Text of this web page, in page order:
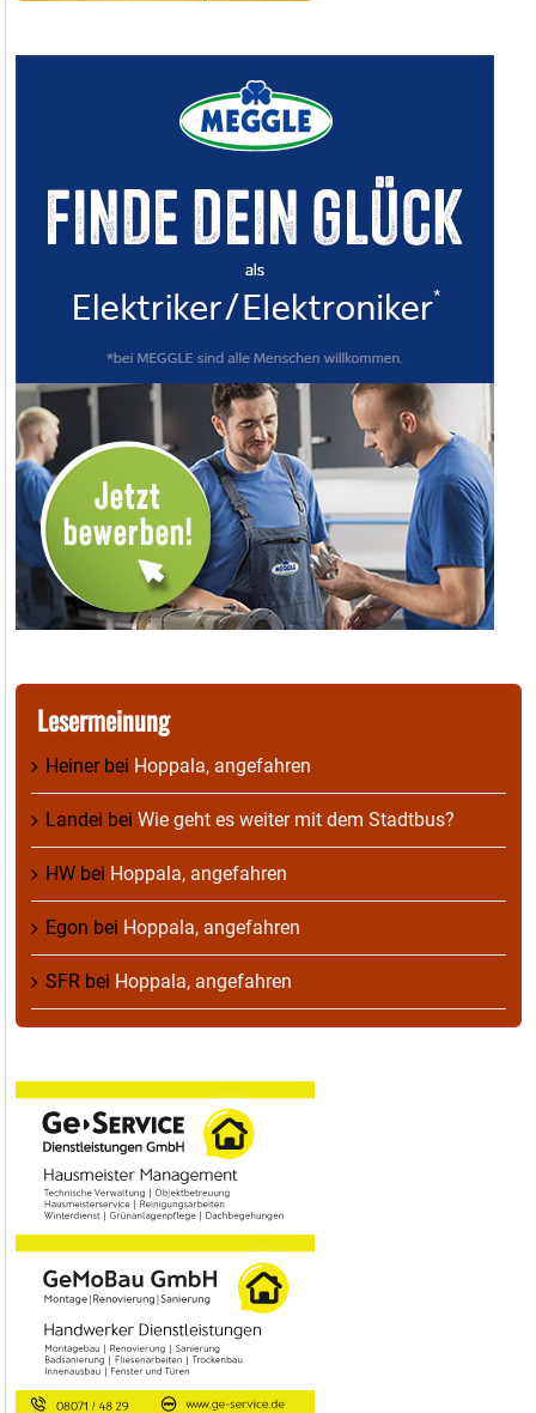
Lesermeinung
Heinerbei Hoppala, angefahren
Landei bei Wie geht es weiter mit dem Stadtbus?
HW bei Hoppala, angefahren
Egon bei Hoppala, angefahren
SFR bei Hoppala, angefahren